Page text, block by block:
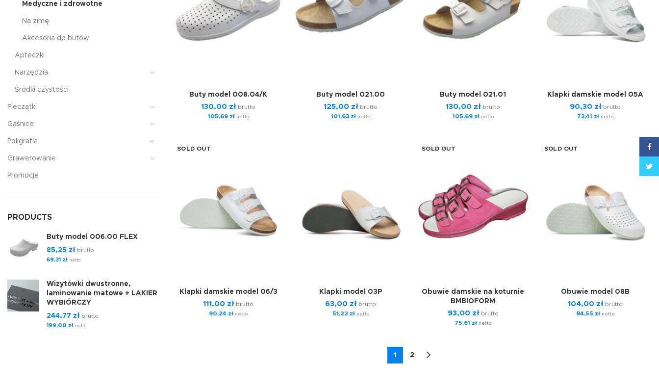
Medyczne i zdrowotne
Na zimę
Akcesoria do butów
Apteczki
Narzędzia
Środki czystości
Pieczątki
Gaśnice
Poligrafia
Grawerowanie
Promocje
PRODUCTS
Buty model 006.00 FLEX
85,25 zł brutto
69,31 zł netto
Wizytówki dwustronne,
laminowanie matowe + LAKIER
WYBIÓRCZY
244,77 zł brutto
199,00 zł netto
Buty model 008.04/K
130,00 zł brutto
105,69 złnetto
Buty model 021.00
125,00 zł brutto
101,63 zł netto
Buty model 021.01
130,00 zł brutto
105,69 złnetto
Klapki damskie model 05A
90,30 zł brutto
73,41 zł netto
SOLD OUT
Klapki damskie model 06/3
111,00 zł brutto
90,24 zł netto
Klapki model 03P
63,00 zł brutto
51,22 złnetto
SOLD OUT
Obuwie damskie na koturnie
BMBIOFORM
93,00 złbrutto
75,61 zł netto
SOLD OUT
Obuwie model 08B
104,00 zł brutto
84,55 zł netto
1 2